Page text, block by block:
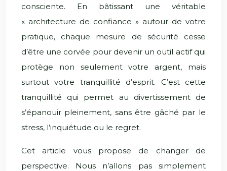
consciente. En bâtissant une véritable
« architecture de confiance » autour de votre
pratique, chaque mesure de sécurité cesse
d’être une corvée pour devenir un outil actif qui
protège non seulement votre argent, mais
surtout votre tranquillité d’esprit. C’est cette
tranquillité qui permet au divertissement de
s’épanouir pleinement, sans être gâché par le
stress, l’inquiétude ou le regret.
Cet article vous propose de changer de
perspective. Nous n’allons pas simplement